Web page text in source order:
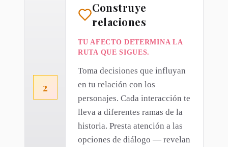
2
Construye
relaciones
TU AFECTO DETERMINA LA
RUTA QUE SIGUES.
Toma decisiones que influyan
en tu relación con los
personajes. Cada interacción te
lleva a diferentes ramas de la
historia. Presta atención a las
opciones de diálogo — revelan